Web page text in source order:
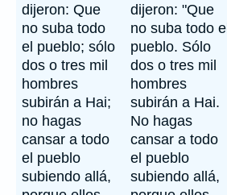
dijeron: Que
no suba todo
el pueblo; sólo
dos o tres mil
hombres
subirán a Hai;
no hagas
cansar a todo
el pueblo
subiendo allá,
dijeron: "Que
no suba todo el
pueblo. Sólo
dos o tres mil
hombres
subirán a Hai.
No hagas
cansar a todo
el pueblo
subiendo allá,